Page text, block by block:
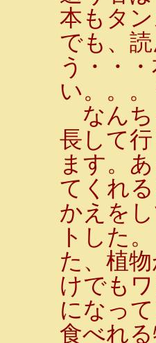
本もタ
でも、
う・・
い。。
なんち
長して
ます。
てくれ
かえを
トした
た、植
けでも
になっ
食べれ